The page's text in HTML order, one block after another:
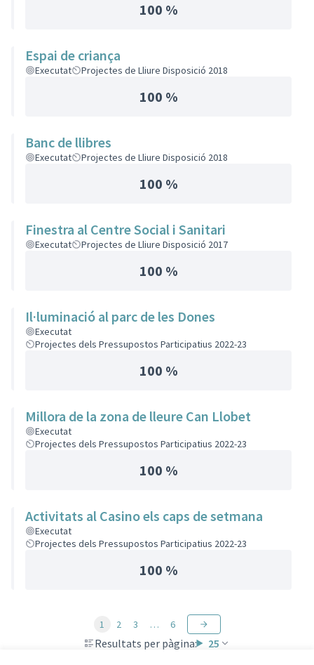
100 %
Espai de criança
Executat Projectes de Lliure Disposició 2018
100 %
Banc de llibres
Executat Projectes de Lliure Disposició 2018
100 %
Finestra al Centre Social i Sanitari
Executat Projectes de Lliure Disposició 2017
100 %
Il·luminació al parc de les Dones
Executat
Projectes dels Pressupostos Participatius 2022-23
100 %
Millora de la zona de lleure Can Llobet
Executat
Projectes dels Pressupostos Participatius 2022-23
100 %
Activitats al Casino els caps de setmana
Executat
Projectes dels Pressupostos Participatius 2022-23
100 %
Resultats per pàgina: 25
1 2 3 … 6